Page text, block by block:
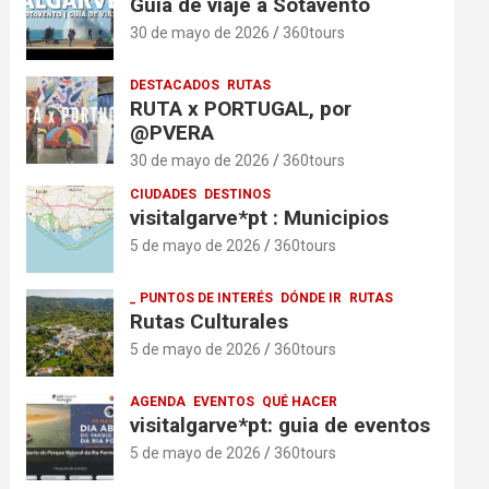
30 de mayo de 2026 360tours
DESTACADOS RUTAS
RUTA x PORTUGAL, por
@PVERA
30 de mayo de 2026 360tours
CIUDADES DESTINOS
visitalgarve*pt : Municipios
5 de mayo de 2026 360tours
_ PUNTOS DE INTERÉS DÓNDE IR RUTAS
Rutas Culturales
5 de mayo de 2026 360tours
AGENDA EVENTOS QUÉ HACER
visitalgarve*pt: guia de eventos
5 de mayo de 2026 360tours